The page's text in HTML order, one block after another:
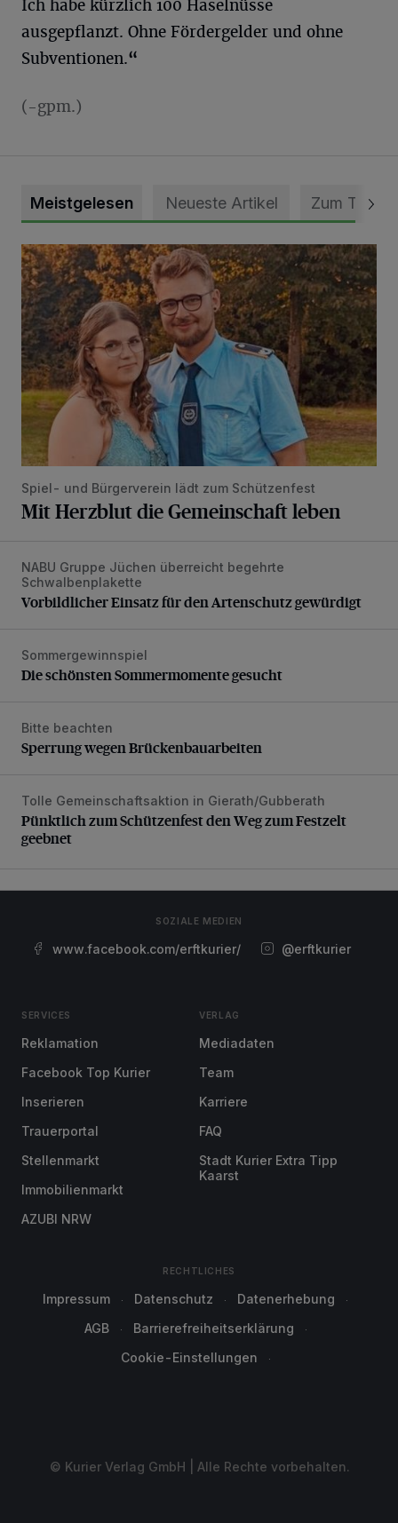
Ich habe kürzlich 100 Haselnüsse
ausgepflanzt. Ohne Fördergelder und ohne
Subventionen.“
(-gpm.)
Meistgelesen Neueste Artikel Zum Thema
Mit Herzblut die Gemeinschaft leben
Spiel- und Bürgerverein lädt zum Schützenfest
Mit Herzblut die Gemeinschaft leben
Vorbildlicher Einsatz für den Artenschutz gewürdigt
NABU Gruppe Jüchen überreicht begehrte
Schwalbenplakette
Vorbildlicher Einsatz für den Artenschutz gewürdigt
Die schönsten Sommermomente gesucht
Sommergewinnspiel
Die schönsten Sommermomente gesucht
Sperrung wegen Brückenbauarbeiten
Bitte beachten
Sperrung wegen Brückenbauarbeiten
Pünktlich zum Schützenfest den Weg zum Festzelt
Tolle Gemeinschaftsaktion in Gierath/Gubberath
Pünktlich zum Schützenfest den Weg zum Festzelt
geebnet
SOZIALE MEDIEN
www.facebook.com/erftkurier/ @erftkurier
SERVICES
Reklamation
Facebook Top Kurier
Inserieren
Trauerportal
Stellenmarkt
Immobilienmarkt
AZUBI NRW
VERLAG
Mediadaten
Team
Karriere
FAQ
Stadt Kurier Extra Tipp
Kaarst
RECHTLICHES
Impressum Datenschutz
Datenerhebung
AGB
Barrierefreiheitserklärung
Cookie-Einstellungen
© Kurier Verlag GmbH | Alle Rechte vorbehalten.